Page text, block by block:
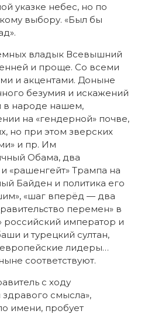
указке небес, но по
выбору. «Был бы
владык Всевышний
и проще. Со всеми
и акцентами. Доныне
безумия и искажений
в народе нашем,
на «гендерной» почве,
но при этом зверских
и пр. Им
Обама, два
«рашенгейт» Трампа на
Байден и политика его
«шаг вперёд — два
перемен» в
российский император и
и турецкий султан,
лидеры…
соответствуют.
с ходу
смысла»,
имени, пробует